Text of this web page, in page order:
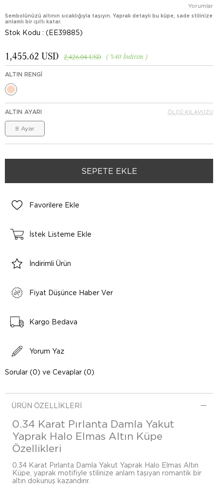
Yorumlar
Sembolünüzü altının sıcaklığıyla taşıyın. Yaprak detaylı bu küpe, sade stilinize
anlamlı bir ışıltı katar.
Stok Kodu (EE39885)
%40 İndirim
2,426.04 USD
1,455.62 USD
ALTIN RENGI
ALTIN AYARI
8 Ayar
ÖLÇÜ KILAVUZU
Favorilere Ekle
İstek Listeme Ekle
İndirimli Ürün
Fiyat Düşünce Haber Ver
Kargo Bedava
Yorum Yaz
Sorular (0) ve Cevaplar (0)
ÜRÜN ÖZELLIKLERI
0.34 Karat Pırlanta Damla Yakut
Yaprak Halo Elmas Altın Küpe
Özellikleri
0.34 Karat Pırlanta Damla Yakut Yaprak Halo Elmas Altın
Küpe, yaprak motifiyle stilinize anlam taşıyan romantik bir
altın dokunuş kazandırır.